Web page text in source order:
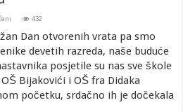
otvorenih
vrata
432
Dan otvorenih vrata pa smo
devetih razreda, naše buduće
posjetile su nas sve škole
Bijakovići i OŠ fra Didaka
početku, srdačno ih je dočekala